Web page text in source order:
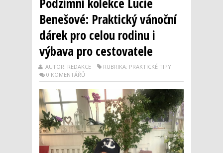
Benešové: Praktický vánoční
dárek pro celou rodinu i
výbava pro cestovatele
AUTOR: REDAKCE
RUBRIKA: PRAKTICKÉ TIPY
0 KOMENTÁŘŮ